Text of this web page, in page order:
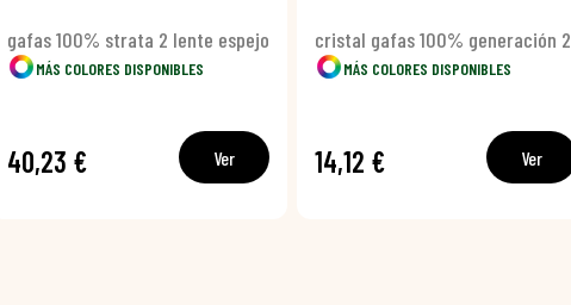
gafas 100% strata 2 lente espejo
MÁS COLORES DISPONIBLES
40,23 € Ver
cristal gafas 100% generación 2
MÁS COLORES DISPONIBLES
14,12 € Ver